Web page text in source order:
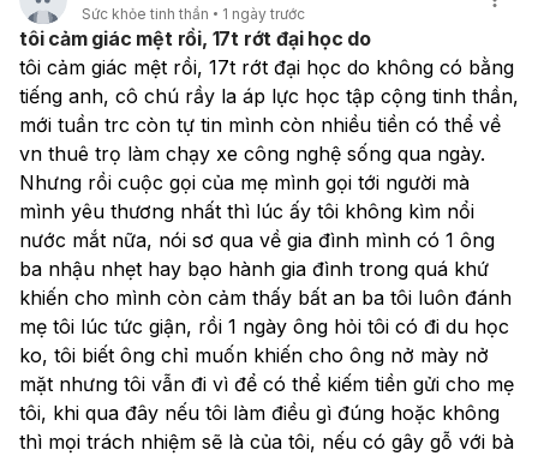
Sức khỏe tinh thần 1 ngày trước
tôi cảm giác mệt rồi, 17t rớt đại học do
tôi cảm giác mệt rồi, 17t rớt đại học do không có bằng
tiếng anh, cô chú rầy la áp lực học tập cộng tinh thần,
mới tuần trc còn tự tin mình còn nhiều tiền có thể về
vn thuê trọ làm chạy xe công nghệ sống qua ngày.
Nhưng rồi cuộc gọi của mẹ mình gọi tới người mà
mình yêu thương nhất thì lúc ấy tôi không kìm nổi
nước mắt nữa, nói sơ qua về gia đình mình có 1 ông
ba nhậu nhẹt hay bạo hành gia đình trong quá khứ
khiến cho mình còn cảm thấy bất an ba tôi luôn đánh
mẹ tôi lúc tức giận, rồi 1 ngày ông hỏi tôi có đi du học
ko, tôi biết ông chỉ muốn khiến cho ông nở mày nở
mặt nhưng tôi vẫn đi vì để có thể kiếm tiền gửi cho mẹ
tôi, khi qua đây nếu tôi làm điều gì đúng hoặc không
thì mọi trách nhiệm sẽ là của tôi, nếu có gây gỗ với bà